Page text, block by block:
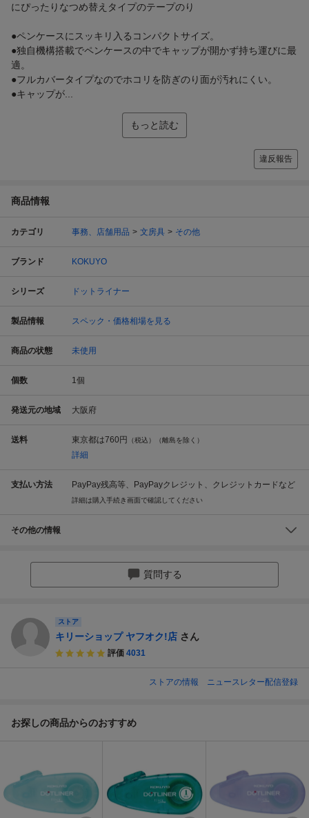
にぴったりなつめ替えタイプのテープのり
●ペンケースにスッキリ入るコンパクトサイズ。
●独自機構搭載でペンケースの中でキャップが開かず持ち運びに最
適。
●フルカバータイプなのでホコリを防ぎのり面が汚れにくい。
●キャップが...
もっと読む
違反報告
商品情報
カテゴリ 事務、店舗用品 文房具 その他
ブランド KOKUYO
シリーズ ドットライナー
製品情報 スペック・価格相場を見る
商品の状態 未使用
個数 1個
発送元の地域 大阪府
送料 東京都は760円 （税込）（離島を除く）
詳細
支払い方法 PayPay残高等、PayPayクレジット、クレジットカードなど
詳細は購入手続き画面で確認してください
その他の情報
質問する
ストア
キリーショップ ヤフオク!店 さん
評価 4031
ストアの情報 ニュースレター配信登録
お探しの商品からのおすすめ